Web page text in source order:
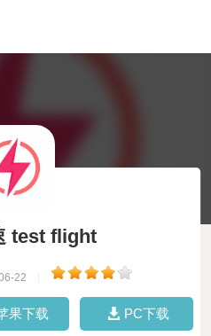
test flight
22
果下载 PC下载